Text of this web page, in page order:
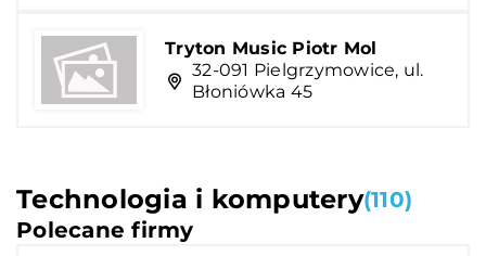
Tryton Music Piotr Mol
32-091 Pielgrzymowice, ul.
Błoniówka 45
Technologia i komputery(110)
Polecane firmy